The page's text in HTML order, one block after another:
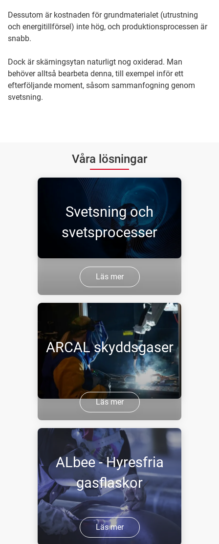
Dessutom är kostnaden för grundmaterialet (utrustning
och energitillförsel) inte hög, och produktionsprocessen är
snabb.
Dock är skärningsytan naturligt nog oxiderad. Man
behöver alltså bearbeta denna, till exempel inför ett
efterföljande moment, såsom sammanfogning genom
svetsning.
Våra lösningar
Svetsning och
svetsprocesser
Läs mer
ARCAL skyddsgaser
Läs mer
ALbee - Hyresfria
gasflaskor
Läs mer